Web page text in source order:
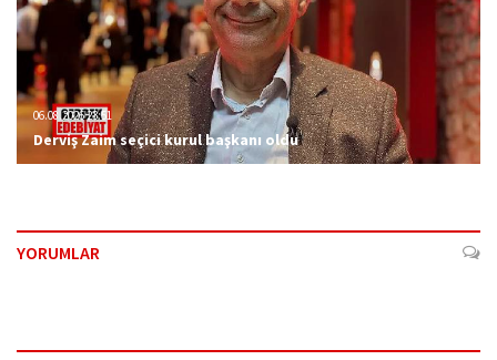
06.08.2026 23:51
Derviş Zaim seçici kurul başkanı oldu
YORUMLAR